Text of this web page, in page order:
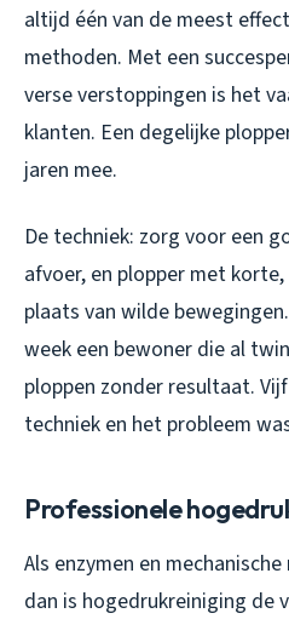
altijd één van de meest
methoden. Met een
verse verstoppingen is het
klanten. Een degelijke
jaren mee.
De techniek: zorg voor een
afvoer, en plopper met
plaats van wilde
week een bewoner die al
ploppen zonder resultaat.
techniek en het probleem
Professionele
Als enzymen en
dan is hogedrukreiniging de